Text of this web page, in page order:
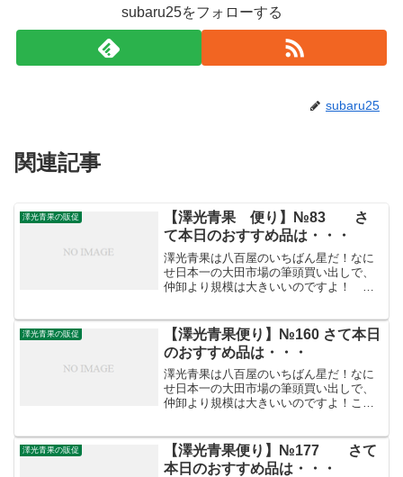
subaru25をフォローする
subaru25
関連記事
澤光青果の販促
【澤光青果 便り】№83 さ
て本日のおすすめ品は・・・
澤光青果は八百屋のいちばん星だ！なに
せ日本一の大田市場の筆頭買い出しで、
仲卸より規模は大きいいのですよ！ こ
青果 便り】№83おは...
澤光青果の販促
【澤光青果便り】№160 さて本日
のおすすめ品は・・・
澤光青果は八百屋のいちばん星だ！なに
せ日本一の大田市場の筆頭買い出しで、
仲卸より規模は大きいいのですよ！こう
光青果便り】...
澤光青果の販促
【澤光青果便り】№177 さて
本日のおすすめ品は・・・